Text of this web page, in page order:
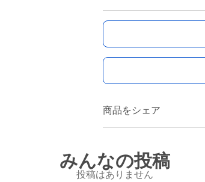
商品をシェア
みんなの投稿
投稿はありません